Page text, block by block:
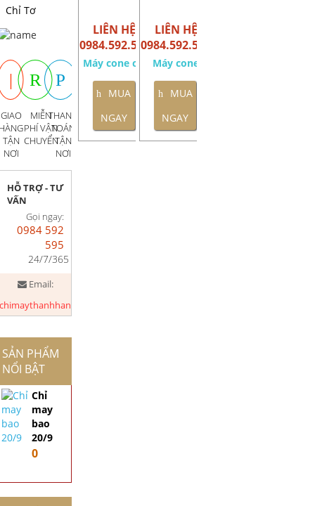
LIÊN HỆ
0984.592.595
Máy cone chỉ
MUA
NGAY
LIÊN HỆ
0984.592.595
Máy cone
MUA
NGAY
Chỉ Tơ
GIAO
TẬN
NƠI
MIỄN
PHÍ VẬN
CHUYỂN
THANH
TOÁN
TẬN
NƠI
HỖ TRỢ - TƯ
VẤN
Gọi ngay:
0984 592
595
24/7/365
Email:
chimaythanhhang.com@gmail.com
SẢN PHẨM
NỔI BẬT
Chỉ
may
bao
20/9
0